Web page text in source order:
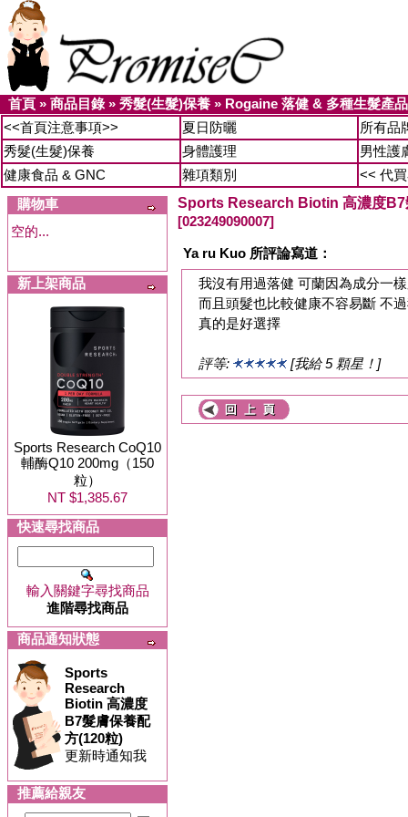
首頁 » 商品目錄» 秀髮(生髮)保養 » Rogaine 落健 & 多種生髮產品
<<首頁注意事項>>
夏日防曬
所有品
秀髮(生髮)保養
身體護理
男性護
健康食品 & GNC
雜項類別
<< 代
購物車
空的...
新上架商品
Sports Research CoQ10
輔酶Q10 200mg（150
粒）
NT $1,385.67
快速尋找商品
輸入關鍵字尋找商品
進階尋找商品
商品通知狀態
Sports
Research
Biotin 高濃度
B7髮膚保養配
方(120粒)
更新時通知我
推薦給親友
Sports Research Biotin 高濃度B7
[023249090007]
Ya ru Kuo 所評論寫道：
我沒有用過落健 可蘭因為成分一
而且頭髮也比較健康不容易斷 不
真的是好選擇
評等: [我給 5 顆星！]